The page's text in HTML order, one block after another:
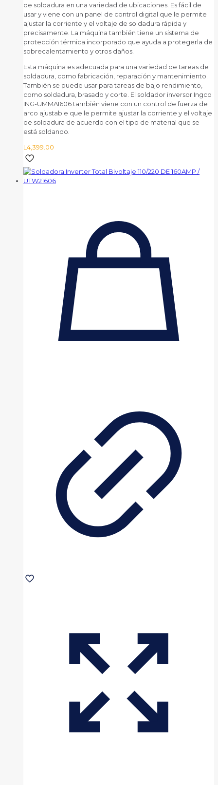
de soldadura en una variedad de ubicaciones. Es fácil de
usar y viene con un panel de control digital que le permite
ajustar la corriente y el voltaje de soldadura rápida y
precisamente. La máquina también tiene un sistema de
protección térmica incorporado que ayuda a protegerla de
sobrecalentamiento y otros daños.
Esta máquina es adecuada para una variedad de tareas de
soldadura, como fabricación, reparación y mantenimiento.
También se puede usar para tareas de bajo rendimiento,
como soldadura, brasado y corte. El soldador inversor Ingco
ING-UMMA1606 también viene con un control de fuerza de
arco ajustable que le permite ajustar la corriente y el voltaje
de soldadura de acuerdo con el tipo de material que se
está soldando.
L 4,399.00